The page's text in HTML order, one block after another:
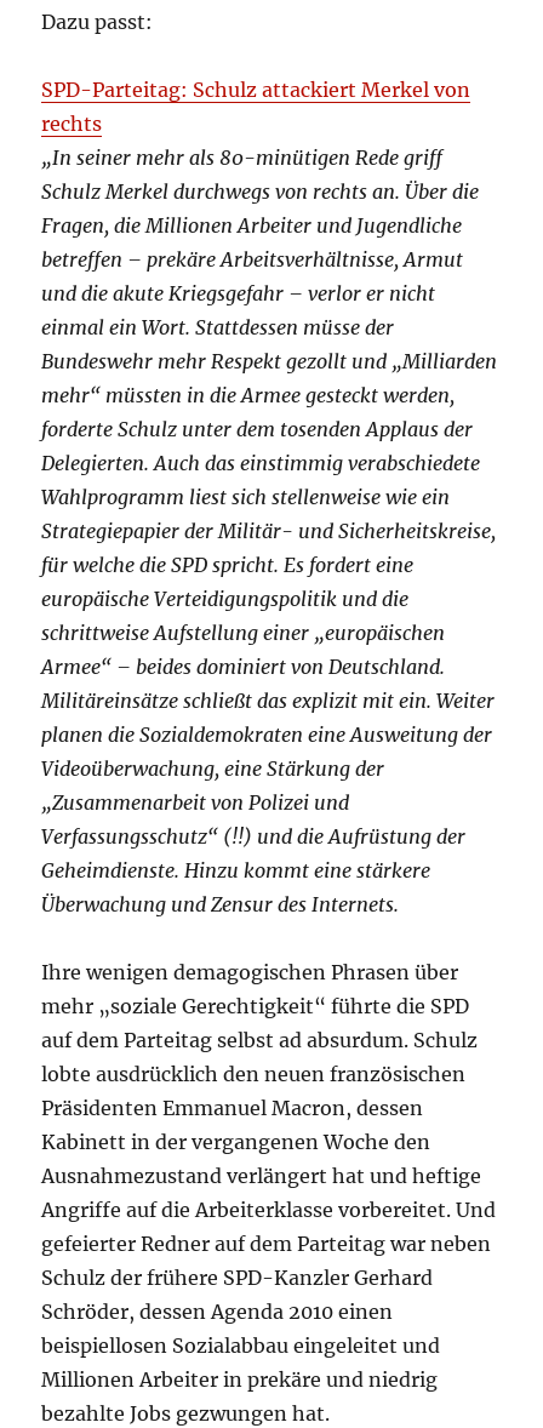
Dazu passt:
SPD-Parteitag: Schulz attackiert Merkel von
rechts
„In seiner mehr als 80-minütigen Rede griff
Schulz Merkel durchwegs von rechts an. Über die
Fragen, die Millionen Arbeiter und Jugendliche
betreffen – prekäre Arbeitsverhältnisse, Armut
und die akute Kriegsgefahr – verlor er nicht
einmal ein Wort. Stattdessen müsse der
Bundeswehr mehr Respekt gezollt und „Milliarden
mehr“ müssten in die Armee gesteckt werden,
forderte Schulz unter dem tosenden Applaus der
Delegierten. Auch das einstimmig verabschiedete
Wahlprogramm liest sich stellenweise wie ein
Strategiepapier der Militär- und Sicherheitskreise,
für welche die SPD spricht. Es fordert eine
europäische Verteidigungspolitik und die
schrittweise Aufstellung einer „europäischen
Armee“ – beides dominiert von Deutschland.
Militäreinsätze schließt das explizit mit ein. Weiter
planen die Sozialdemokraten eine Ausweitung der
Videoüberwachung, eine Stärkung der
„Zusammenarbeit von Polizei und
Verfassungsschutz“ (!!) und die Aufrüstung der
Geheimdienste. Hinzu kommt eine stärkere
Überwachung und Zensur des Internets.
Ihre wenigen demagogischen Phrasen über
mehr „soziale Gerechtigkeit“ führte die SPD
auf dem Parteitag selbst ad absurdum. Schulz
lobte ausdrücklich den neuen französischen
Präsidenten Emmanuel Macron, dessen
Kabinett in der vergangenen Woche den
Ausnahmezustand verlängert hat und heftige
Angriffe auf die Arbeiterklasse vorbereitet. Und
gefeierter Redner auf dem Parteitag war neben
Schulz der frühere SPD-Kanzler Gerhard
Schröder, dessen Agenda 2010 einen
beispiellosen Sozialabbau eingeleitet und
Millionen Arbeiter in prekäre und niedrig
bezahlte Jobs gezwungen hat.